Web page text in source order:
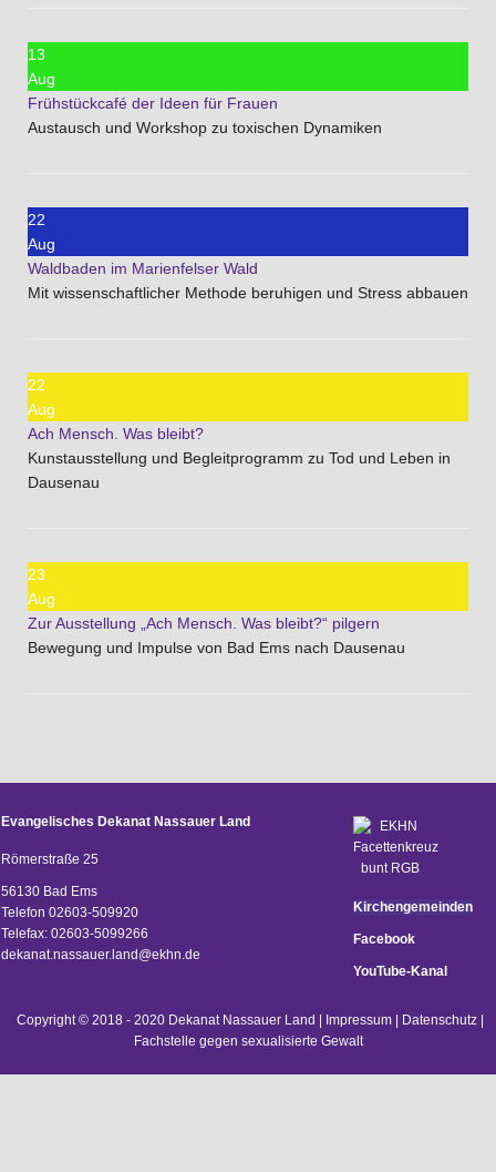
13
Aug
Frühstückcafé der Ideen für Frauen
Austausch und Workshop zu toxischen Dynamiken
22
Aug
Waldbaden im Marienfelser Wald
Mit wissenschaftlicher Methode beruhigen und Stress abbauen
22
Aug
Ach Mensch. Was bleibt?
Kunstausstellung und Begleitprogramm zu Tod und Leben in
Dausenau
23
Aug
Zur Ausstellung „Ach Mensch. Was bleibt?“ pilgern
Bewegung und Impulse von Bad Ems nach Dausenau
Evangelisches Dekanat Nassauer Land
Römerstraße 25
56130 Bad Ems
Telefon 02603-509920
Telefax: 02603-5099266
dekanat.nassauer.land@ekhn.de
Kirchengemeinden
Facebook
YouTube-Kanal
Copyright © 2018 - 2020 Dekanat Nassauer Land | Impressum| Datenschutz|
Fachstelle gegen sexualisierte Gewalt